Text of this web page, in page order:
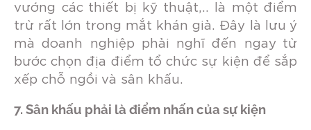
vướng các thiết bị kỹ thuật,.. là một điểm
trừ rất lớn trong mắt khán giả. Đây là lưu ý
mà doanh nghiệp phải nghĩ đến ngay từ
bước chọn địa điểm tổ chức sự kiện để sắp
xếp chỗ ngồi và sân khấu.
7. Sân khấu phải là điểm nhấn của sự kiện